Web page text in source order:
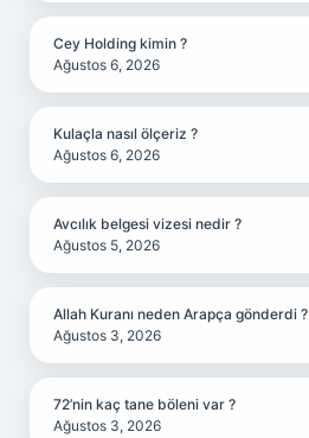
Cey Holding kimin ?
Ağustos 6, 2026
Kulaçla nasıl ölçeriz ?
Ağustos 6, 2026
Avcılık belgesi vizesi nedir ?
Ağustos 5, 2026
Allah Kuranı neden Arapça gönderdi ?
Ağustos 3, 2026
72’nin kaç tane böleni var ?
Ağustos 3, 2026